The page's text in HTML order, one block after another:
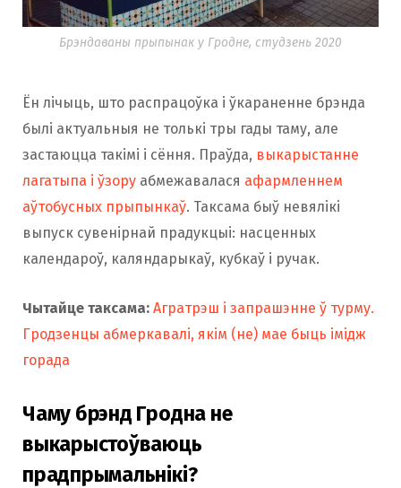
Брэндаваны прыпынак у Гродне, студзень 2020
Ён лічыць, што распрацоўка і ўкараненне брэнда
былі актуальныя не толькі тры гады таму, але
застаюцца такімі і сёння. Праўда, выкарыстанне
лагатыпа і ўзору абмежавалася афармленнем
аўтобусных прыпынкаў. Таксама быў невялікі
выпуск сувенірнай прадукцыі: насценных
календароў, каляндарыкаў, кубкаў і ручак.
Чытайце таксама: Агратрэш і запрашэнне ў турму.
Гродзенцы абмеркавалі, якім (не) мае быць імідж
горада
Чаму брэнд Гродна не
выкарыстоўваюць
прадпрымальнікі?